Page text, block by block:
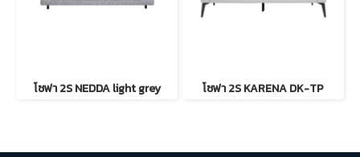
โซฟา 2S NEDDA light grey โซฟา 2S KARENA DK-TP